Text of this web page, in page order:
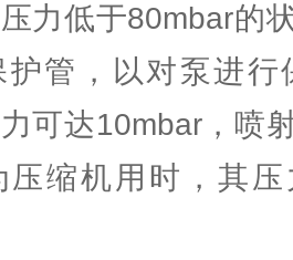
力低于80mbar的
护管，以对泵进行
可达10mbar，喷
压缩机用时，其